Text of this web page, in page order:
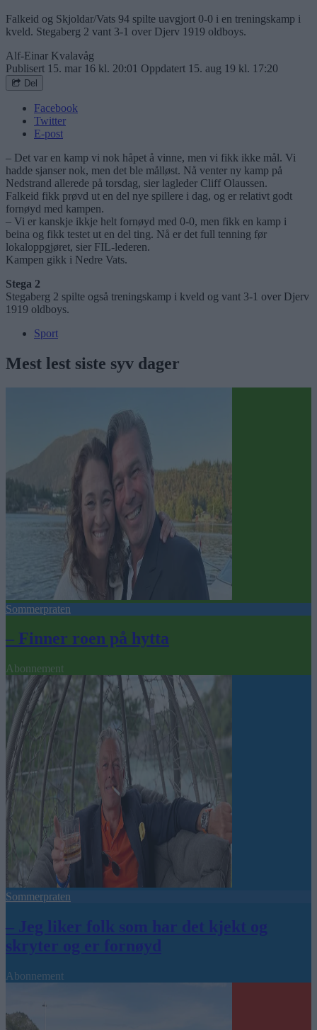
Falkeid og Skjoldar/Vats 94 spilte uavgjort 0-0 i en treningskamp i
kveld. Stegaberg 2 vant 3-1 over Djerv 1919 oldboys.
Alf-Einar Kvalavåg
Publisert 15. mar 16 kl. 20:01 Oppdatert 15. aug 19 kl. 17:20
Del
Facebook
Twitter
E-post
– Det var en kamp vi nok håpet å vinne, men vi fikk ikke mål. Vi
hadde sjanser nok, men det ble målløst. Nå venter ny kamp på
Nedstrand allerede på torsdag, sier lagleder Cliff Olaussen.
Falkeid fikk prøvd ut en del nye spillere i dag, og er relativt godt
fornøyd med kampen.
– Vi er kanskje ikkje helt fornøyd med 0-0, men fikk en kamp i
beina og fikk testet ut en del ting. Nå er det full tenning før
lokaloppgjøret, sier FIL-lederen.
Kampen gikk i Nedre Vats.
Stega 2
Stegaberg 2 spilte også treningskamp i kveld og vant 3-1 over Djerv
1919 oldboys.
Sport
Mest lest siste syv dager
Sommerpraten
– Finner roen på hytta
Abonnement
Sommerpraten
– Jeg liker folk som har det kjekt og
skryter og er fornøyd
Abonnement